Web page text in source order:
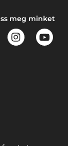
meg minket